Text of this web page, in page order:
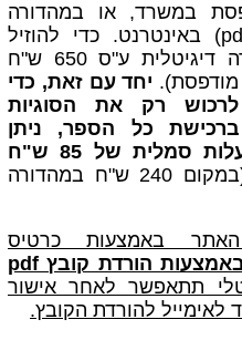
במשרד, או במהדורה
באינטרנט. כדי להוזיל
עלויות, הספר נמכר במהדורה דיגיטלית ע"ס 650 ש"ח
יחד עם זאת, כדי
רק את הסוגיות
ברכישת כל הספר, ניתן
כל סוגיה בנפרד בעלות סמלית של 85 ש"ח
(במקום 240 ש"ח במהדורה
באמצעות כרטיס
במהדורה דיגיטלית באמצעות הורדת קובץ pdf
תתאפשר לאחר אישור
לאימייל להורדת הקובץ.